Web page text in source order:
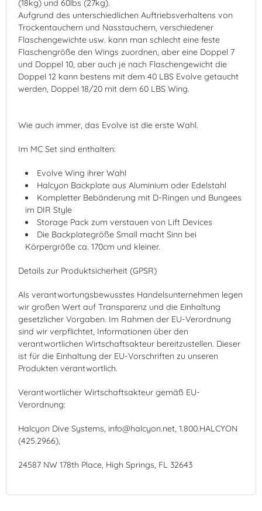
(18kg) und 60lbs (27kg).
Aufgrund des unterschiedlichen Auftriebsverhaltens von
Trockentauchern und Nasstauchern, verschiedener
Flaschengewichte usw. kann man schlecht eine feste
Flaschengröße den Wings zuordnen, aber eine Doppel 7
und Doppel 10, aber auch je nach Flaschengewicht die
Doppel 12 kann bestens mit dem 40 LBS Evolve getaucht
werden, Doppel 18/20 mit dem 60 LBS Wing.
Wie auch immer, das Evolve ist die erste Wahl.
Im MC Set sind enthalten:
Evolve Wing ihrer Wahl
Halcyon Backplate aus Aluminium oder Edelstahl
Kompletter Bebänderung mit D-Ringen und Bungees
im DIR Style
Storage Pack zum verstauen von Lift Devices
Die Backplategröße Small macht Sinn bei
Körpergröße ca. 170cm und kleiner.
Details zur Produktsicherheit (GPSR)
Als verantwortungsbewusstes Handelsunternehmen legen
wir großen Wert auf Transparenz und die Einhaltung
gesetzlicher Vorgaben. Im Rahmen der EU-Verordnung
sind wir verpflichtet, Informationen über den
verantwortlichen Wirtschaftsakteur bereitzustellen. Dieser
ist für die Einhaltung der EU-Vorschriften zu unseren
Produkten verantwortlich.
Verantwortlicher Wirtschaftsakteur gemäß EU-
Verordnung:
Halcyon Dive Systems, info@halcyon.net, 1.800.HALCYON
(425.2966),
24587 NW 178th Place, High Springs, FL 32643